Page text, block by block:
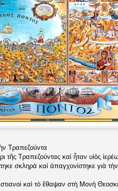
Τραπεζούντα
Τραπεζούντας καὶ ἦταν υἱὸς
σκληρὰ καὶ ἀπαγχονίστηκε γιὰ
καὶ τὸ ἔθαψαν στὴ Μονὴ